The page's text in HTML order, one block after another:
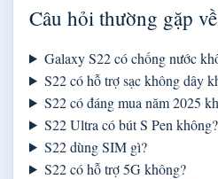
Câu hỏi thường gặp
Galaxy S22 có chống nước
S22 có hỗ trợ sạc không dây
S22 có đáng mua năm 2025
S22 Ultra có bút S Pen không?
S22 dùng SIM gì?
S22 có hỗ trợ 5G không?